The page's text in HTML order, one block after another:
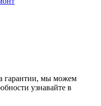
гарантии, мы можем
узнавайте в